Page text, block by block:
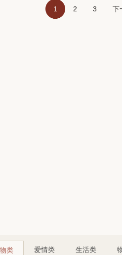
1 2 3 下
类 爱情类 生活类